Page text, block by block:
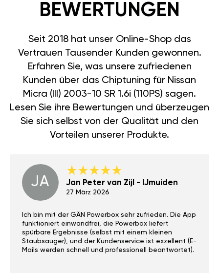
BEWERTUNGEN
Seit 2018 hat unser Online-Shop das
Vertrauen Tausender Kunden gewonnen.
Erfahren Sie, was unsere zufriedenen
Kunden über das Chiptuning für Nissan
Micra (III) 2003-10 SR 1.6i (110PS) sagen.
Lesen Sie ihre Bewertungen und überzeugen
Sie sich selbst von der Qualität und den
Vorteilen unserer Produkte.
JA Jan Peter van Zijl - IJmuiden
27 März 2026
Ich bin mit der GÄN Powerbox sehr zufrieden. Die App
funktioniert einwandfrei, die Powerbox liefert
spürbare Ergebnisse (selbst mit einem kleinen
Staubsauger), und der Kundenservice ist exzellent (E-
Mails werden schnell und professionell beantwortet).